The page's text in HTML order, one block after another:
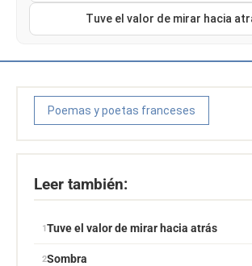
Tuve el valor de mirar hacia
Poemas y poetas franceses
Leer también:
Tuve el valor de mirar hacia atrás
Sombra